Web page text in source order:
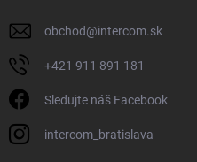
obchod@intercom.sk
+421 911 891 181
Sledujte náš Facebook
intercom_bratislava